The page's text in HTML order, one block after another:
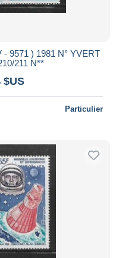
9571 ) 1981 N° YVERT
211 N**
$US
Particulier